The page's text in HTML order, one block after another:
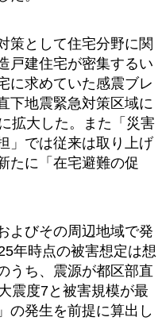
策として住宅分野に関
戸建住宅が密集するい
に求めていた感震ブレ
下地震緊急対策区域に
拡大した。また「災害
」では従来は取り上げ
たに「在宅避難の促
よびその周辺地域で発
年時点の被害想定は想
うち、震源が都区部直
震度7と被害規模が最
の発生を前提に算出し